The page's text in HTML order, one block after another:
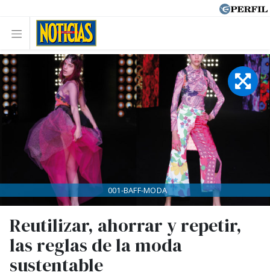
Reutilizar, ahorrar y repetir,
las reglas de la moda
sustentable
001-BAFF-MODA